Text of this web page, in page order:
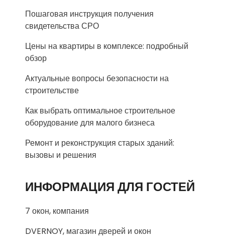
Пошаговая инструкция получения
свидетельства СРО
Цены на квартиры в комплексе: подробный
обзор
Актуальные вопросы безопасности на
строительстве
Как выбрать оптимальное строительное
оборудование для малого бизнеса
Ремонт и реконструкция старых зданий:
вызовы и решения
ИНФОРМАЦИЯ ДЛЯ ГОСТЕЙ
7 окон, компания
DVERNOY, магазин дверей и окон